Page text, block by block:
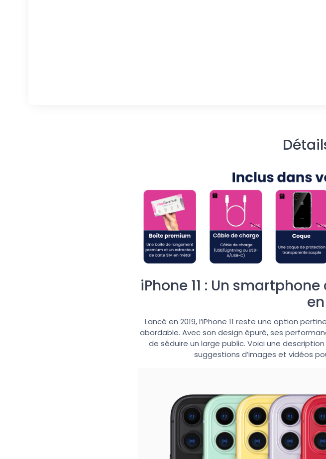
iPhone 11 : Un
Lancé en 2019, l’iPhone 11 reste une option
abordable. Avec son design épuré, ses
de séduire un large public. Voici une
suggestions d’images et vidéos